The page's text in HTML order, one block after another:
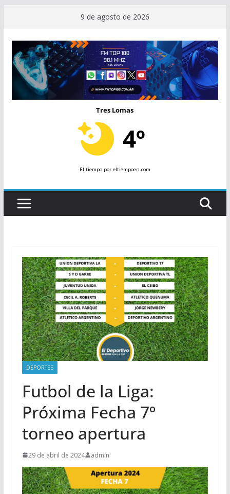
contenido
9 de agosto de 2026
Tres Lomas
4º
El tiempopor eltiempoen.com
DEPORTES
Futbol de la Liga:
Próxima Fecha 7º
torneo apertura
29 de abril de 2024 admin